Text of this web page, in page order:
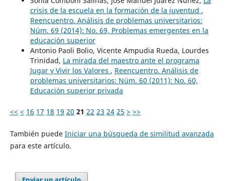
crisis de la escuela en la formación de la juventud ,
Reencuentro. Análisis de problemas universitarios:
Núm. 69 (2014): No. 69, Problemas emergentes en la
educación superior
Antonio Paoli Bolio, Vicente Ampudia Rueda, Lourdes
Trinidad, La mirada del maestro ante el programa
Jugar y Vivir los Valores , Reencuentro. Análisis de
problemas universitarios: Núm. 60 (2011): No. 60,
Educación superior privada
<< < 16 17 18 19 20 21 22 23 24 25 > >>
También puede Iniciar una búsqueda de similitud avanzada
para este artículo.